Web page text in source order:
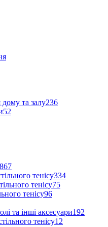
та залу236
52
867
тенісу334
тенісу75
тенісу96
та інші аксесуари192
тенісу12